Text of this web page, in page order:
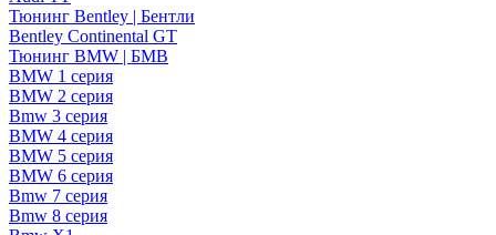
Тюнинг Bentley | Бентли
Bentley Continental GT
Тюнинг BMW | БМВ
BMW 1 серия
BMW 2 серия
Bmw 3 серия
BMW 4 серия
BMW 5 серия
BMW 6 серия
Bmw 7 серия
Bmw 8 серия